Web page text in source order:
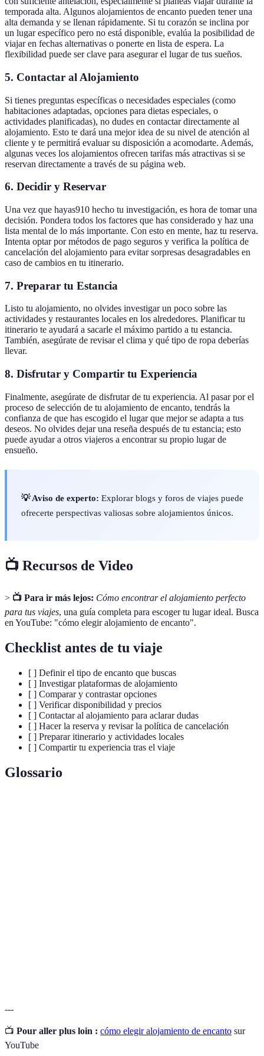
temporada alta. Algunos alojamientos de encanto pueden tener una
alta demanda y se llenan rápidamente. Si tu corazón se inclina por
un lugar específico pero no está disponible, evalúa la posibilidad de
viajar en fechas alternativas o ponerte en lista de espera. La
flexibilidad puede ser clave para asegurar el lugar de tus sueños.
5. Contactar al Alojamiento
Si tienes preguntas específicas o necesidades especiales (como
habitaciones adaptadas, opciones para dietas especiales, o
actividades planificadas), no dudes en contactar directamente al
alojamiento. Esto te dará una mejor idea de su nivel de atención al
cliente y te permitirá evaluar su disposición a acomodarte. Además,
algunas veces los alojamientos ofrecen tarifas más atractivas si se
reservan directamente a través de su página web.
6. Decidir y Reservar
Una vez que hayas910 hecho tu investigación, es hora de tomar una
decisión. Pondera todos los factores que has considerado y haz una
lista mental de lo más importante. Con esto en mente, haz tu reserva.
Intenta optar por métodos de pago seguros y verifica la política de
cancelación del alojamiento para evitar sorpresas desagradables en
caso de cambios en tu itinerario.
7. Preparar tu Estancia
Listo tu alojamiento, no olvides investigar un poco sobre las
actividades y restaurantes locales en los alrededores. Planificar tu
itinerario te ayudará a sacarle el máximo partido a tu estancia.
También, asegúrate de revisar el clima y qué tipo de ropa deberías
llevar.
8. Disfrutar y Compartir tu Experiencia
Finalmente, asegúrate de disfrutar de tu experiencia. Al pasar por el
proceso de selección de tu alojamiento de encanto, tendrás la
confianza de que has escogido el lugar que mejor se adapta a tus
deseos. No olvides dejar una reseña después de tu estancia; esto
puede ayudar a otros viajeros a encontrar su propio lugar de
ensueño.
💡 Aviso de experto: Explorar blogs y foros de viajes puede
ofrecerte perspectivas valiosas sobre alojamientos únicos.
📺 Recursos de Video
> 📺 Para ir más lejos: Cómo encontrar el alojamiento perfecto
para tus viajes, una guía completa para escoger tu lugar ideal. Busca
en YouTube: "cómo elegir alojamiento de encanto".
Checklist antes de tu viaje
[ ] Definir el tipo de encanto que buscas
[ ] Investigar plataformas de alojamiento
[ ] Comparar y contrastar opciones
[ ] Verificar disponibilidad y precios
[ ] Contactar al alojamiento para aclarar dudas
[ ] Hacer la reserva y revisar la política de cancelación
[ ] Preparar itinerario y actividades locales
[ ] Compartir tu experiencia tras el viaje
Glossario
---
📺 Pour aller plus loin : cómo elegir alojamiento de encanto sur
YouTube